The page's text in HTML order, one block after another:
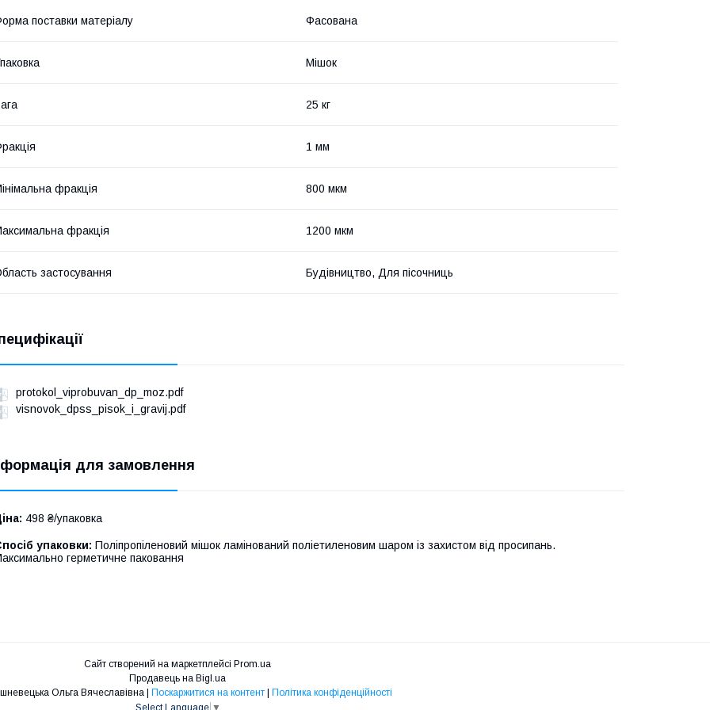
поставки матеріалу Фасована
Мішок
25 кг
1 мм
фракція 800 мкм
фракція 1200 мкм
застосування Будівництво, Для пісочниць
protokol_viprobuvan_dp_moz.pdf
visnovok_dpss_pisok_i_gravij.pdf
для замовлення
498 ₴/упаковка
упаковки: Поліпропіленовий мішок ламінований поліетиленовим шаром із захистом від просипань.
герметичне паковання
Сайт створений на маркетплейсі Prom.ua
Продавець на Bigl.ua
Поскаржитися на контент
Політика конфіденційності
Select Language ▼